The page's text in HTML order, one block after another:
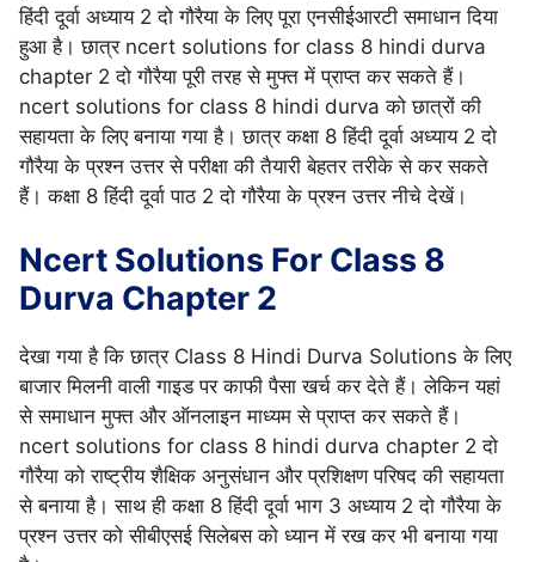
हिंदी दूर्वा अध्याय 2 दो गौरैया के लिए पूरा एनसीईआरटी समाधान दिया
हुआ है। छात्र ncert solutions for class 8 hindi durva
chapter 2 दो गौरैया पूरी तरह से मुफ्त में प्राप्त कर सकते हैं।
ncert solutions for class 8 hindi durva को छात्रों की
सहायता के लिए बनाया गया है। छात्र कक्षा 8 हिंदी दूर्वा अध्याय 2 दो
गौरैया के प्रश्न उत्तर से परीक्षा की तैयारी बेहतर तरीके से कर सकते
हैं। कक्षा 8 हिंदी दूर्वा पाठ 2 दो गौरैया के प्रश्न उत्तर नीचे देखें।
Ncert Solutions For Class 8
Durva Chapter 2
देखा गया है कि छात्र Class 8 Hindi Durva Solutions के लिए
बाजार मिलनी वाली गाइड पर काफी पैसा खर्च कर देते हैं। लेकिन यहां
से समाधान मुफ्त और ऑनलाइन माध्यम से प्राप्त कर सकते हैं।
ncert solutions for class 8 hindi durva chapter 2 दो
गौरैया को राष्ट्रीय शैक्षिक अनुसंधान और प्रशिक्षण परिषद की सहायता
से बनाया है। साथ ही कक्षा 8 हिंदी दूर्वा भाग 3 अध्याय 2 दो गौरैया के
प्रश्न उत्तर को सीबीएसई सिलेबस को ध्यान में रख कर भी बनाया गया